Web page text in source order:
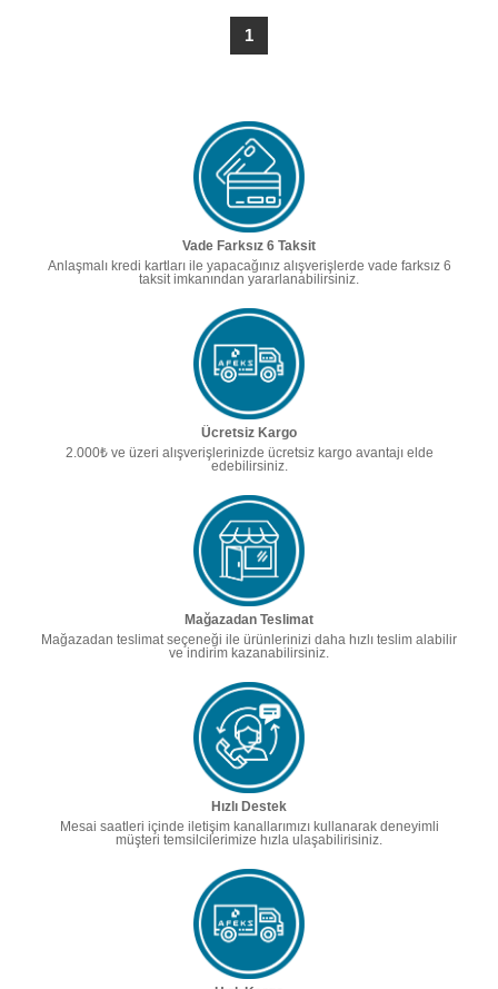
1
Vade Farksız 6 Taksit
Anlaşmalı kredi kartları ile yapacağınız alışverişlerde vade farksız 6
taksit imkanından yararlanabilirsiniz.
Ücretsiz Kargo
2.000₺ ve üzeri alışverişlerinizde ücretsiz kargo avantajı elde
edebilirsiniz.
Mağazadan Teslimat
Mağazadan teslimat seçeneği ile ürünlerinizi daha hızlı teslim alabilir
ve indirim kazanabilirsiniz.
Hızlı Destek
Mesai saatleri içinde iletişim kanallarımızı kullanarak deneyimli
müşteri temsilcilerimize hızla ulaşabilirisiniz.